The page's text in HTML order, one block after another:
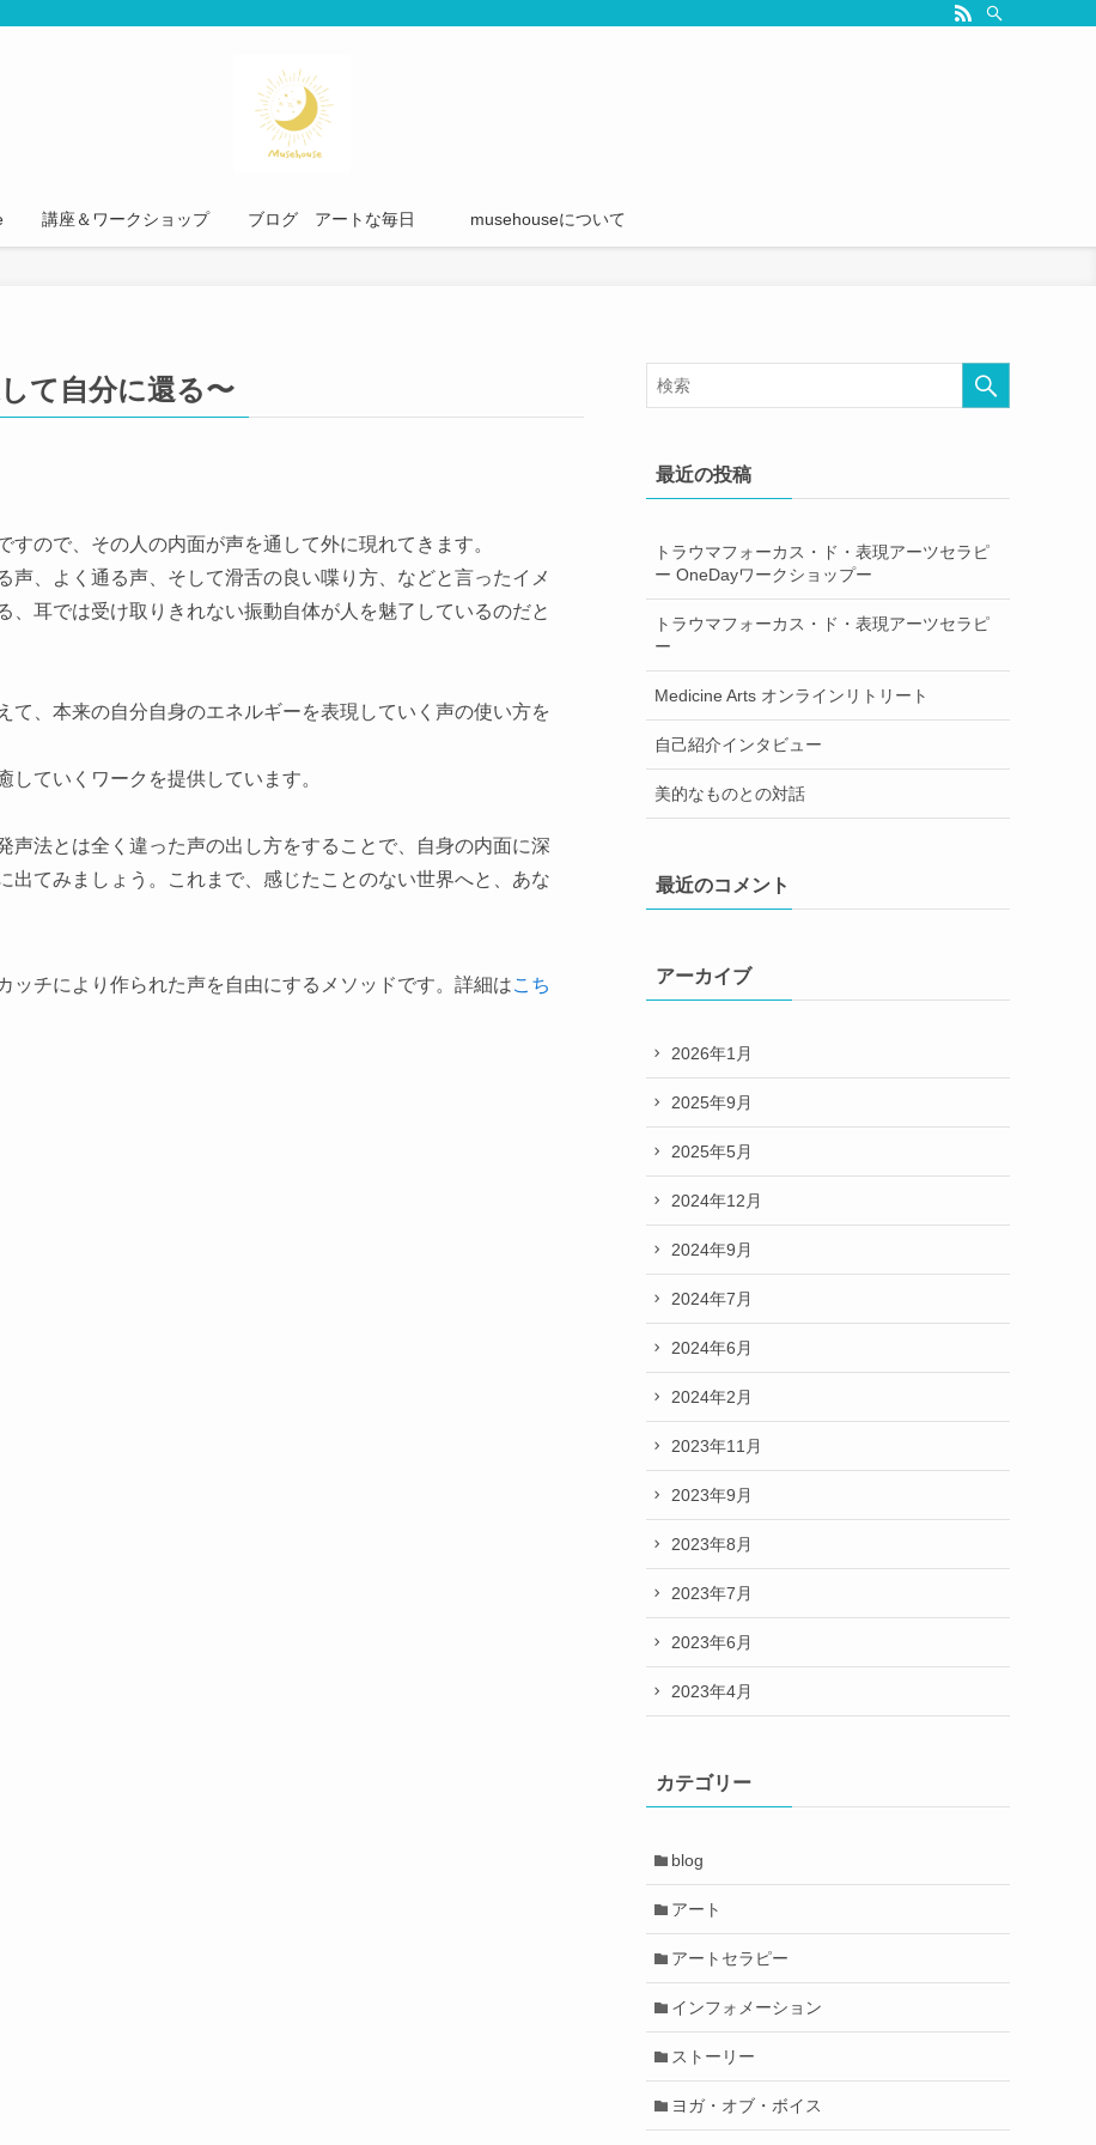
講座＆ワークショップ ブログ アートな毎日 musehouseについて
て自分に還る〜
ので、その人の内面が声を通して外に現れてきます。
声、よく通る声、そして滑舌の良い喋り方、などと言ったイメ
、耳では受け取りきれない振動自体が人を魅了しているのだと
て、本来の自分自身のエネルギーを表現していく声の使い方を
ていくワークを提供しています。
声法とは全く違った声の出し方をすることで、自身の内面に深
出てみましょう。これまで、感じたことのない世界へと、あな
ッチにより作られた声を自由にするメソッドです。詳細はこち
最近の投稿
トラウマフォーカス・ド・表現アーツセラピ
ー OneDayワークショップー
トラウマフォーカス・ド・表現アーツセラピ
ー
Medicine Arts オンラインリトリート
自己紹介インタビュー
美的なものとの対話
最近のコメント
アーカイブ
2026年1月
2025年9月
2025年5月
2024年12月
2024年9月
2024年7月
2024年6月
2024年2月
2023年11月
2023年9月
2023年8月
2023年7月
2023年6月
2023年4月
カテゴリー
blog
アート
アートセラピー
インフォメーション
ストーリー
ヨガ・オブ・ボイス